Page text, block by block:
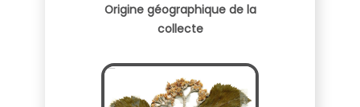
Origine géographique de la
collecte